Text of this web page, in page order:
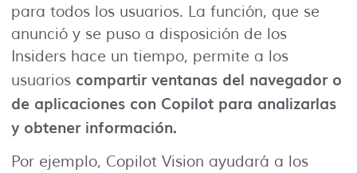
para todos los usuarios. La función, que se
anunció y se puso a disposición de los
Insiders hace un tiempo, permite a los
usuarios compartir ventanas del navegador o
de aplicaciones con Copilot para analizarlas
y obtener información.
Por ejemplo, Copilot Vision ayudará a los